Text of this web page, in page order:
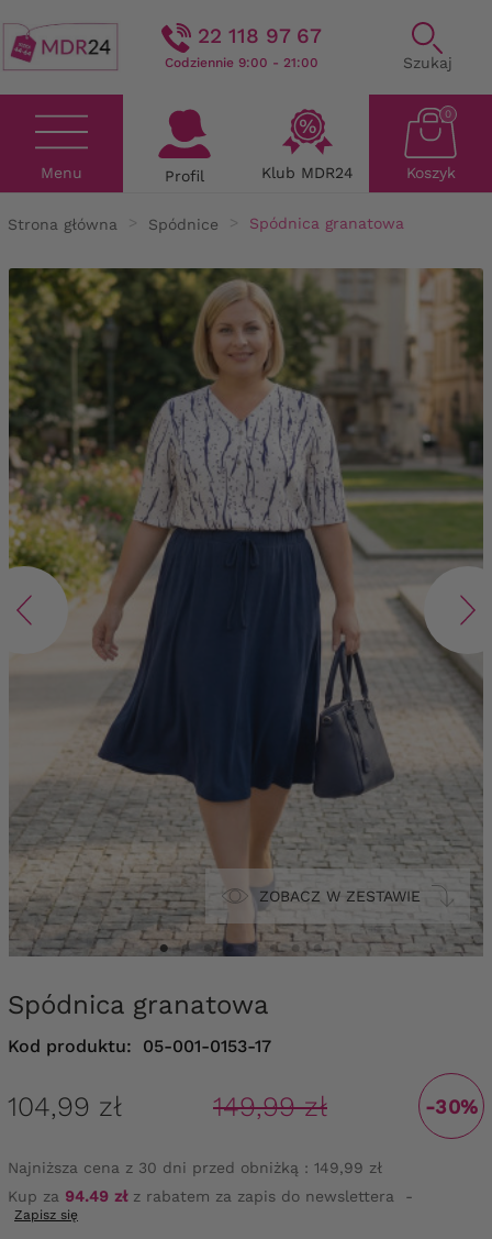
22 118 97 67
Codziennie 9:00 - 21:00 Szukaj
Menu Profil Klub MDR24 Koszyk
0
Strona główna Spódnice Spódnica granatowa
ZOBACZ W ZESTAWIE
Spódnica granatowa
Kod produktu: 05-001-0153-17
104,99 zł 149,99 zł -30%
Najniższa cena z 30 dni przed obniżką : 149,99 zł
Kup za 94.49 złz rabatem za zapis do newslettera -
Zapisz się